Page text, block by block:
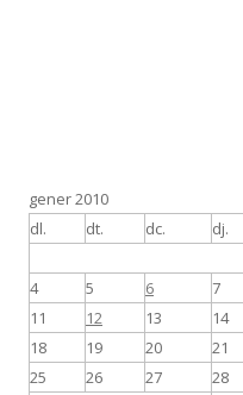
gener 2010
dl.
dt. dc. dj.
4
5 6 7
11
12 13 14
18
19 20 21
25
26 27 28